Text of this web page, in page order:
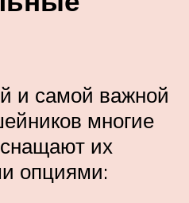
и самой важной
многие
их
опциями: